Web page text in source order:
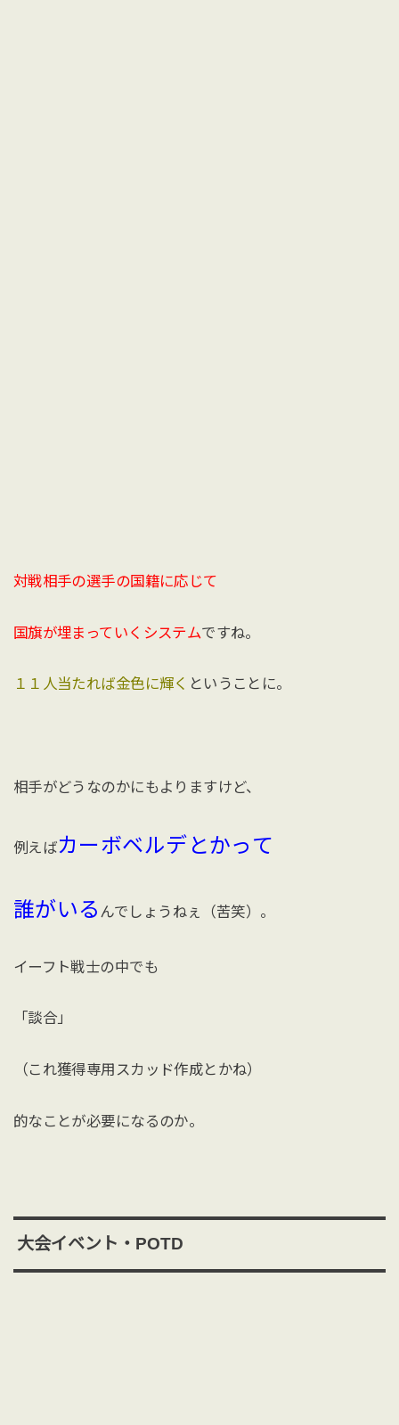
対戦相手の選手の国籍に応じて
国旗が埋まっていくシステムですね。
１１人当たれば金色に輝く ということに。
相手がどうなのかにもよりますけど、
例えばカーボベルデとかって
誰がいる んでしょうねぇ（苦笑）。
イーフト戦士の中でも
「談合」
（これ獲得専用スカッド作成とかね）
的なことが必要になるのか。
大会イベント・POTD